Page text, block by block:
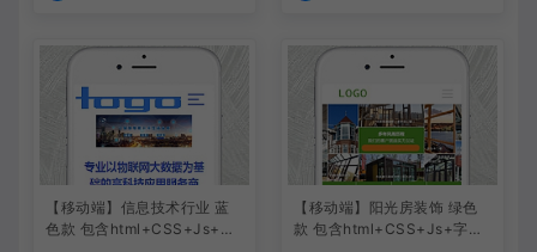
【移动端】信息技术行业 蓝
色款 包含html+CSS+Js+字
【移动端】阳光房装饰 绿色
款 包含html+CSS+Js+字体